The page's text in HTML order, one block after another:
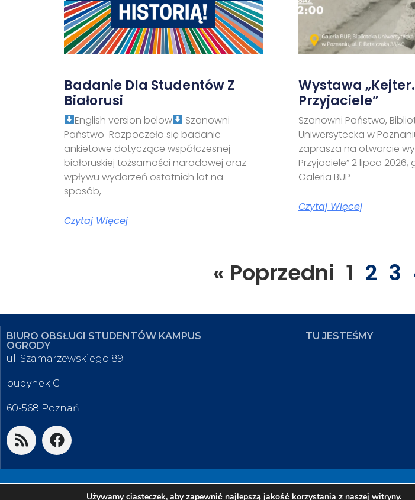
Badanie Dla Studentów Z
Białorusi
English version below
Szanowni
Państwo Rozpoczęło się badanie
ankietowe dotyczące współczesnej
białoruskiej tożsamości narodowej oraz
wpływu wydarzeń ostatnich lat na
sposób,
Czytaj Więcej
Wystawa „Kejter.
Przyjaciele”
Szanowni Państwo,
Uniwersytecka w
zaprasza na otwarcie
Przyjaciele” 2 lipca 2026,
Galeria BUP
Czytaj Więcej
« Poprzedni 1 2 3
BIURO OBSŁUGI STUDENTÓW KAMPUS
OGRODY
ul. Szamarzewskiego 89
budynek C
60-568 Poznań
TU JESTEŚMY
© 2026 Biuro Obsługi Studentów Kampus
Używamy ciasteczek, aby zapewnić najlepszą jakość korzystania z naszej witryny.